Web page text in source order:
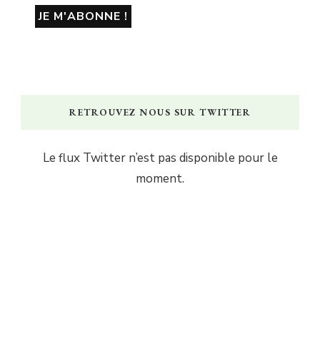
RETROUVEZ NOUS SUR TWITTER
Le flux Twitter n’est pas disponible pour le
moment.